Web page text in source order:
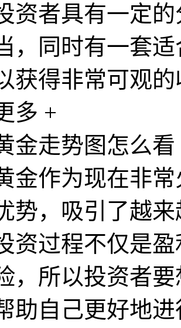
资者具有一定
，同时有一套
获得非常可观
多 +
金走势图怎么看
金作为现在非
势，吸引了越
资过程不仅是
，所以投资者
助自己更好地